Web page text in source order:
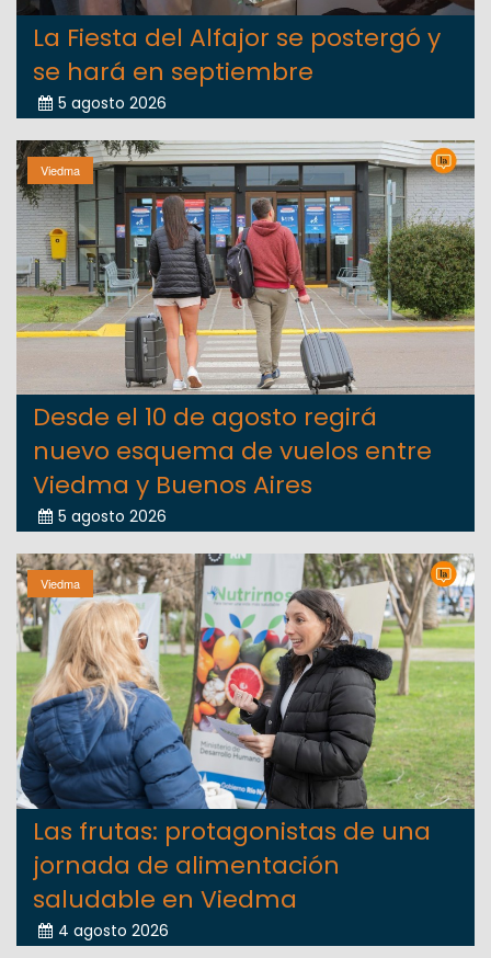
La Fiesta del Alfajor se postergó y
se hará en septiembre
5 agosto 2026
Viedma
Desde el 10 de agosto regirá
nuevo esquema de vuelos entre
Viedma y Buenos Aires
5 agosto 2026
Viedma
Las frutas: protagonistas de una
jornada de alimentación
saludable en Viedma
4 agosto 2026